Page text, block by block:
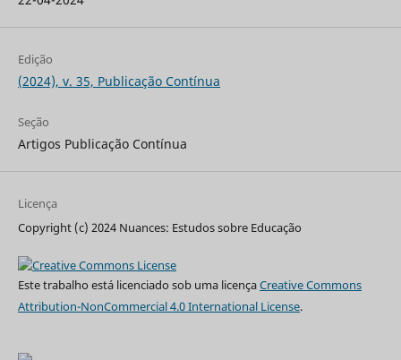
Edição
(2024), v. 35, Publicação Contínua
Seção
Artigos Publicação Contínua
Licença
Copyright (c) 2024 Nuances: Estudos sobre Educação
Este trabalho está licenciado sob uma licençaCreative Commons
Attribution-NonCommercial 4.0 International License.